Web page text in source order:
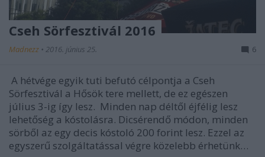
Cseh Sörfesztivál 2016
Madnezz • 2016. június 25. 6
A hétvége egyik tuti befutó célpontja a Cseh
Sörfesztivál a Hősök tere mellett, de ez egészen
július 3-ig így lesz. Minden nap déltől éjfélig lesz
lehetőség a kóstolásra. Dicsérendő módon, minden
sörből az egy decis kóstoló 200 forint lesz. Ezzel az
egyszerű szolgáltatással végre közelebb érhetünk…